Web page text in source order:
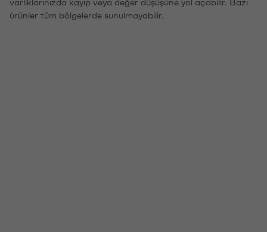
ürünler tüm bölgelerde sunulmayabilir.